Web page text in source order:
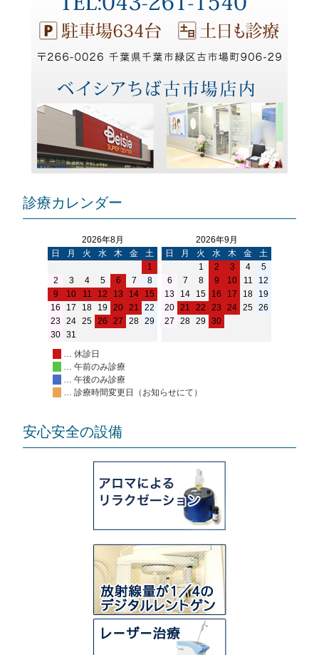
診療カレンダー
2026年8月
日
月 火 水 木 金
土
1
2
3 4 5 6 7
8
9
10 11 12 13 14
15
16
17 18 19 20 21
22
23 24 25 26 27 28 29
30 31
2026年9月
日
月 火 水 木 金
土
1
2 3 4
5
6
7 8 9 10 11
12
13
14 15 16 17 18
19
20 21 22 23 24 25 26
27
28 29 30
… 休診日
… 午前のみ診療
… 午後のみ診療
… 診療時間変更日（お知らせにて）
安心安全の設備